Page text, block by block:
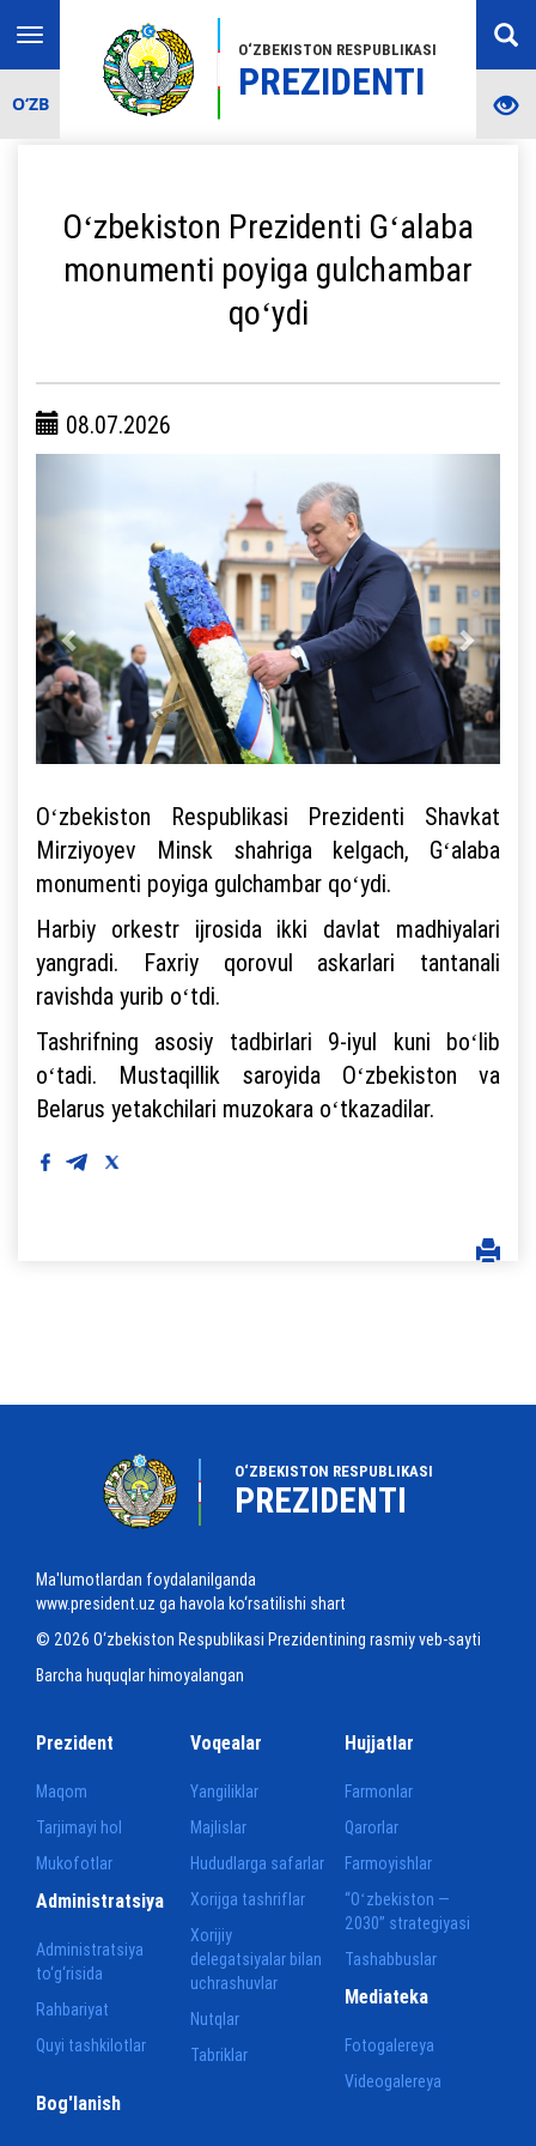
O‘ZBEKISTON RESPUBLIKASI
PREZIDENTI
Toggle
navigation
O‘ZB
Oʻzbekiston Prezidenti Gʻalaba
monumenti poyiga gulchambar
qoʻydi
08.07.2026
Oʻzbekiston Respublikasi Prezidenti Shavkat
Mirziyoyev Minsk shahriga kelgach, Gʻalaba
monumenti poyiga gulchambar qoʻydi.
Harbiy orkestr ijrosida ikki davlat madhiyalari
yangradi. Faxriy qorovul askarlari tantanali
ravishda yurib oʻtdi.
Tashrifning asosiy tadbirlari 9-iyul kuni boʻlib
oʻtadi. Mustaqillik saroyida Oʻzbekiston va
Belarus yetakchilari muzokara oʻtkazadilar.
O‘ZBEKISTON RESPUBLIKASI
PREZIDENTI
Ma'lumotlardan foydalanilganda
www.president.uz ga havola ko‘rsatilishi shart
© 2026 O‘zbekiston Respublikasi Prezidentining rasmiy veb-sayti
Barcha huquqlar himoyalangan
Prezident
Maqom
Tarjimayi hol
Mukofotlar
Voqealar
Yangiliklar
Majlislar
Hududlarga safarlar
Xorijga tashriflar
Xorijiy
delegatsiyalar bilan
uchrashuvlar
Nutqlar
Tabriklar
Hujjatlar
Farmonlar
Qarorlar
Farmoyishlar
“Oʻzbekiston —
2030” strategiyasi
Tashabbuslar
Administratsiya
Administratsiya
to‘g‘risida
Rahbariyat
Quyi tashkilotlar
Mediateka
Fotogalereya
Videogalereya
Bog'lanish